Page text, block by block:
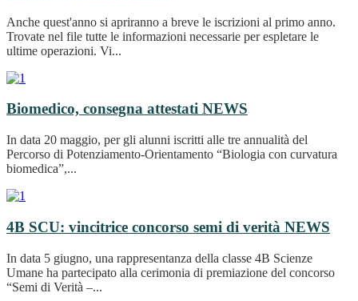
Anche quest'anno si apriranno a breve le iscrizioni al primo anno.
Trovate nel file tutte le informazioni necessarie per espletare le
ultime operazioni. Vi...
Biomedico, consegna attestati NEWS
In data 20 maggio, per gli alunni iscritti alle tre annualità del
Percorso di Potenziamento-Orientamento “Biologia con curvatura
biomedica”,...
4B SCU: vincitrice concorso semi di verità NEWS
In data 5 giugno, una rappresentanza della classe 4B Scienze
Umane ha partecipato alla cerimonia di premiazione del concorso
“Semi di Verità –...